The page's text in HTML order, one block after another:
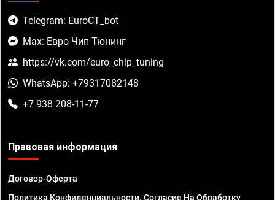
Telegram: EuroCT_bot
Max: Евро Чип Тюнинг
https://vk.com/euro_chip_tuning
WhatsApp: +79317082148
+7 938 208-11-77
Правовая информация
Договор-Оферта
Политика Конфиденциальности. Согласие На Обработку